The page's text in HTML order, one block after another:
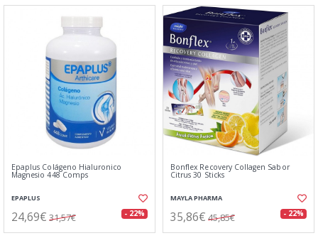
Epaplus Colágeno Hialuronico
Magnesio 448 Comps
EPAPLUS
24,69€ 31,57€ - 22%
Bonflex Recovery Collagen Sabor
Citrus 30 Sticks
MAYLA PHARMA
35,86€ 45,85€ - 22%